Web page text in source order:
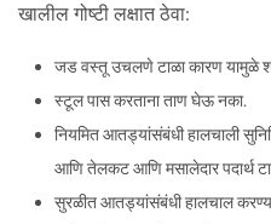
खालील गोष्टी लक्षात ठेवा:
जड वस्तू उचलणे टाळा कारण यामुळे
स्टूल पास करताना ताण घेऊ नका.
नियमित आतड्यांसंबंधी हालचाली
आणि तेलकट आणि मसालेदार पदार्थ
सुरळीत आतड्यांसंबंधी हालचाल